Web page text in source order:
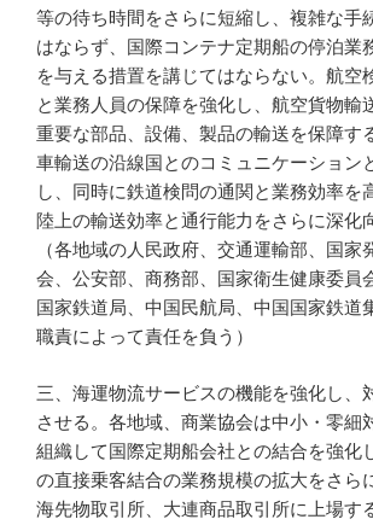
等の待ち時間をさらに短縮し、複雑な手
はならず、国際コンテナ定期船の停泊業
を与える措置を講じてはならない。航空
と業務人員の保障を強化し、航空貨物輸
重要な部品、設備、製品の輸送を保障す
車輸送の沿線国とのコミュニケーション
し、同時に鉄道検問の通関と業務効率を
陸上の輸送効率と通行能力をさらに深化
（各地域の人民政府、交通運輸部、国家
会、公安部、商務部、国家衛生健康委員
国家鉄道局、中国民航局、中国国家鉄道
職責によって責任を負う）
三、海運物流サービスの機能を強化し、
させる。各地域、商業協会は中小・零細
組織して国際定期船会社との結合を強化
の直接乗客結合の業務規模の拡大をさら
海先物取引所、大連商品取引所に上場す